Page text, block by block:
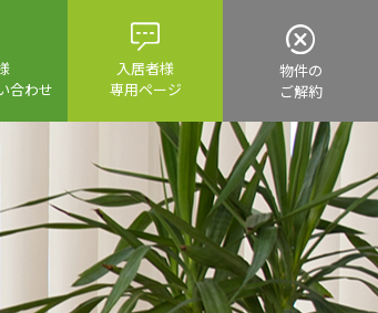
合わせ
入居者様
専用ページ
物件の
ご解約